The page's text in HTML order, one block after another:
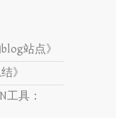
站点》
》
工具：